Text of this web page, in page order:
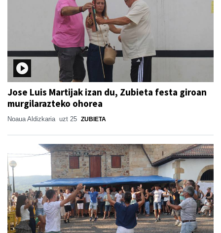
Jose Luis Martijak izan du, Zubieta festa giroan
murgilarazteko ohorea
Noaua Aldizkaria uzt 25 ZUBIETA